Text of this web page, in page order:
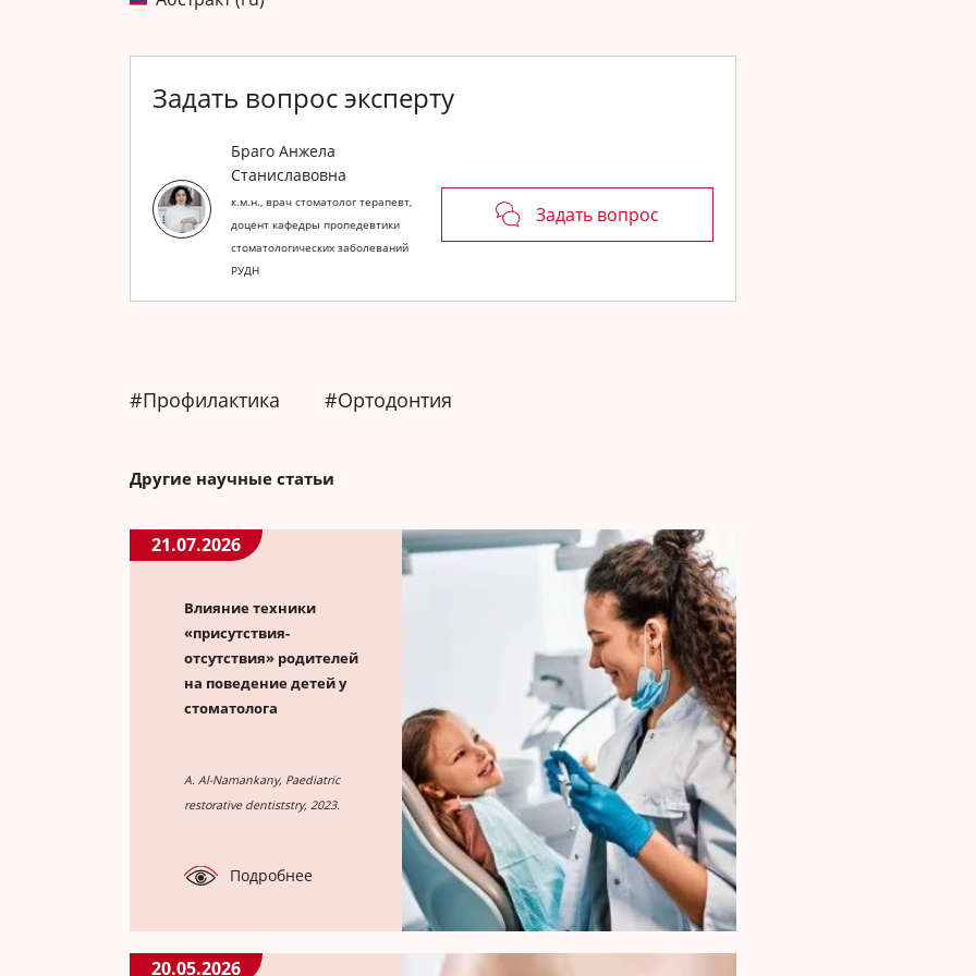
Задать вопрос эксперту
Браго Анжела
Станиславовна
к.м.н., врач стоматолог терапевт,
доцент кафедры пропедевтики
стоматологических заболеваний
РУДН
Задать вопрос
#Профилактика #Ортодонтия
Другие научные статьи
21.07.2026
Влияние техники
«присутствия-
отсутствия» родителей
на поведение детей у
стоматолога
A. Al-Namankany, Paediatric
restorative dentiststry, 2023.
Подробнее
20.05.2026